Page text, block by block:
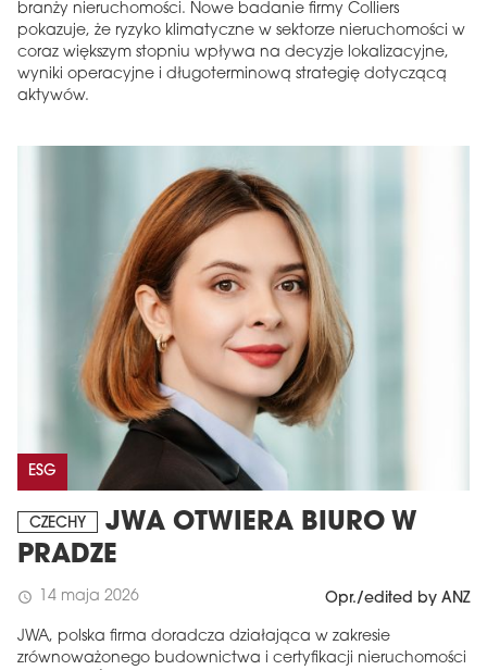
branży nieruchomości. Nowe badanie firmy Colliers
pokazuje, że ryzyko klimatyczne w sektorze nieruchomości w
coraz większym stopniu wpływa na decyzje lokalizacyjne,
wyniki operacyjne i długoterminową strategię dotyczącą
aktywów.
ESG
CZECHY
JWA OTWIERA BIURO W
PRADZE
schedule 14 maja 2026 Opr./edited by ANZ
JWA, polska firma doradcza działająca w zakresie
zrównoważonego budownictwa i certyfikacji nieruchomości